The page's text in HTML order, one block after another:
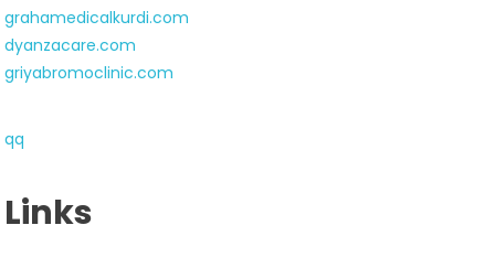
grahamedicalkurdi.com
dyanzacare.com
griyabromoclinic.com
qq
Links